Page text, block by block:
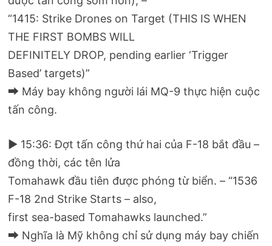
“1415: Strike Drones on Target (THIS IS WHEN
THE FIRST BOMBS WILL
DEFINITELY DROP, pending earlier ‘Trigger
Based’ targets)”
⮕ Máy bay không người lái MQ-9 thực hiện cuộc
tấn công.
▶ 15:36: Đợt tấn công thứ hai của F-18 bắt đầu –
đồng thời, các tên lửa
Tomahawk đầu tiên được phóng từ biển. – “1536
F-18 2nd Strike Starts – also,
first sea-based Tomahawks launched.”
⮕ Nghĩa là Mỹ không chỉ sử dụng máy bay chiến